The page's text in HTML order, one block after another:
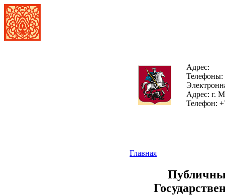
Адрес:
Телефоны:
Адрес: г.
Телефон:
Главная